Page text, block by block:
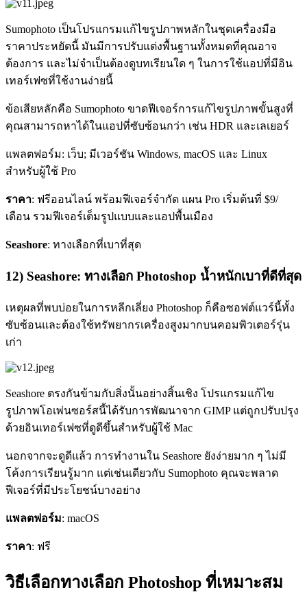
Sumophoto เป็นโปรแกรมแก้ไขรูปภาพหลักในชุดเครื่องมือ
ราคาประหยัดนี้ มันมีการปรับแต่งพื้นฐานทั้งหมดที่คุณอาจ
ต้องการ และไม่จำเป็นต้องดูบทเรียนใด ๆ ในการใช้แอปที่มีอิน
เทอร์เฟซที่ใช้งานง่ายนี้
ข้อเสียหลักคือ Sumophoto ขาดฟีเจอร์การแก้ไขรูปภาพขั้นสูงที่
คุณสามารถหาได้ในแอปที่ซับซ้อนกว่า เช่น HDR และเลเยอร์
แพลตฟอร์ม: เว็บ; มีเวอร์ชัน Windows, macOS และ Linux
สำหรับผู้ใช้ Pro
ราคา: ฟรีออนไลน์ พร้อมฟีเจอร์จำกัด แผน Pro เริ่มต้นที่ $9/
เดือน รวมฟีเจอร์เต็มรูปแบบและแอปพื้นเมือง
Seashore: ทางเลือกที่เบาที่สุด
12) Seashore: ทางเลือก Photoshop น้ำหนักเบาที่ดีที่สุด
เหตุผลที่พบบ่อยในการหลีกเลี่ยง Photoshop ก็คือซอฟต์แวร์นี้ทั้ง
ซับซ้อนและต้องใช้ทรัพยากรเครื่องสูงมากบนคอมพิวเตอร์รุ่น
เก่า
Seashore ตรงกันข้ามกับสิ่งนั้นอย่างสิ้นเชิง โปรแกรมแก้ไข
รูปภาพโอเพ่นซอร์สนี้ได้รับการพัฒนาจาก GIMP แต่ถูกปรับปรุง
ด้วยอินเทอร์เฟซที่ดูดีขึ้นสำหรับผู้ใช้ Mac
นอกจากจะดูดีแล้ว การทำงานใน Seashore ยังง่ายมาก ๆ ไม่มี
โค้งการเรียนรู้มาก แต่เช่นเดียวกับ Sumophoto คุณจะพลาด
ฟีเจอร์ที่มีประโยชน์บางอย่าง
แพลตฟอร์ม: macOS
ราคา: ฟรี
วิธีเลือกทางเลือก Photoshop ที่เหมาะสม